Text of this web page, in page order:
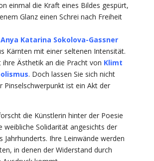
einmal die Kraft eines Bildes gespürt,
Glanz einen Schrei nach Freiheit
Anya Katarina Sokolova-Gassner
Kärnten mit einer seltenen Intensität.
ihre Ästhetik an die Pracht von Klimt
. Doch lassen Sie sich nicht
Pinselschwerpunkt ist ein Akt der
die Künstlerin hinter der Poesie
weibliche Solidarität angesichts der
Jahrhunderts. Ihre Leinwände werden
in denen der Widerstand durch